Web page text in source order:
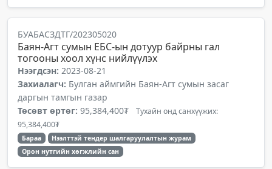
БУАБАСЗДТГ/202305020
Баян-Агт сумын ЕБС-ын дотуур байрны гал
тогооны хоол хүнс нийлүүлэх
Нээгдсэн: 2023-08-21
Захиалагч: Булган аймгийн Баян-Агт сумын засаг
даргын тамгын газар
Төсөвт өртөг: 95,384,400₮ Тухайн онд санхүүжих:
95,384,400₮
Бараа
Нээлттэй тендер шалгаруулалтын журам
Орон нутгийн хөгжлийн сан